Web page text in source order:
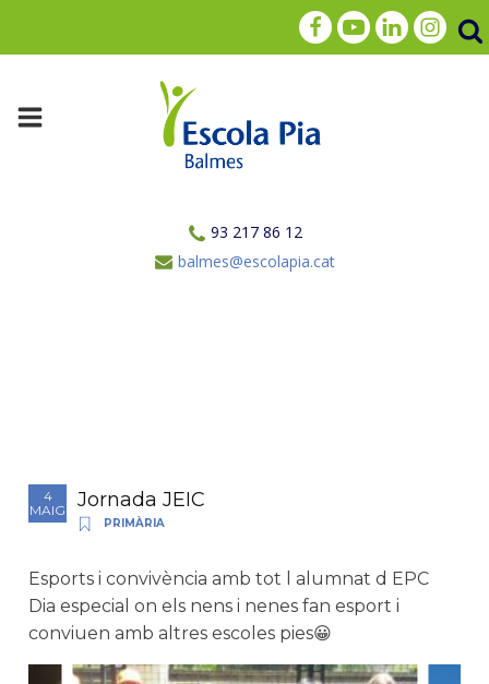
93 217 86 12
balmes@escolapia.cat
4
MAIG
Jornada JEIC
PRIMÀRIA
Esports i convivència amb tot l alumnat d EPC
Dia especial on els nens i nenes fan esport i
conviuen amb altres escoles pies😀